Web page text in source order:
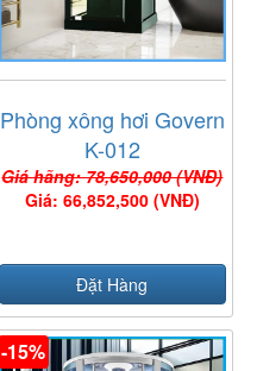
Phòng xông hơi Govern
K-012
Giá hãng: 78,650,000 (VNĐ)
Giá: 66,852,500 (VNĐ)
Đặt Hàng
-15%